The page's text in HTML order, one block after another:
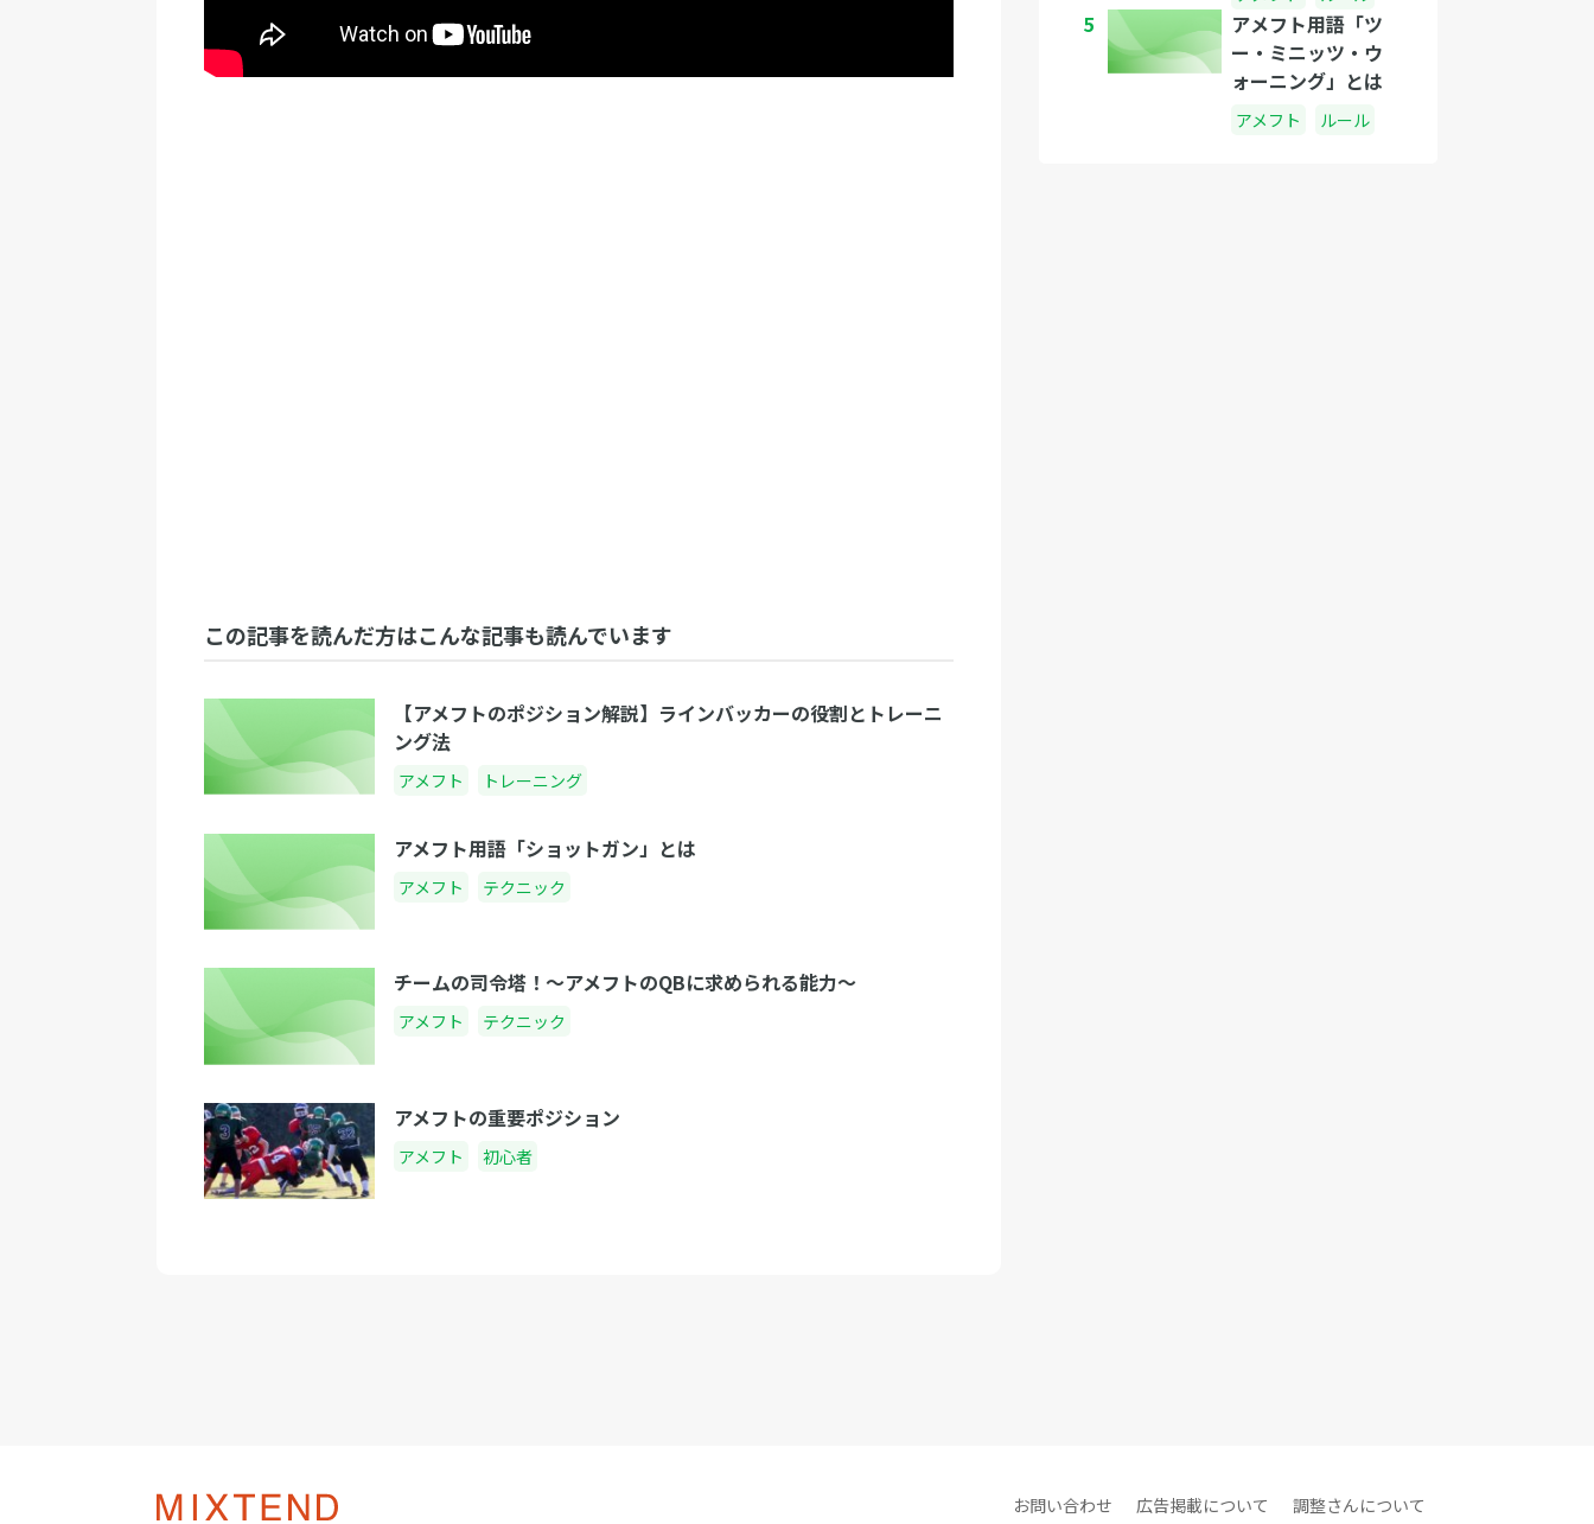
この記事を読んだ方はこんな記事も読んでいます
【アメフトのポジション解説】ラインバッカーの役割とトレーニ
ング法
アメフト トレーニング
アメフト用語「ショットガン」とは
アメフト テクニック
チームの司令塔！〜アメフトのQBに求められる能力〜
アメフト テクニック
アメフトの重要ポジション
アメフト 初心者
のコツ。
5
アメフト用語「ツ
ー・ミニッツ・ウ
ォーニング」とは
アメフト ルール
お問い合わせ 広告掲載について 調整さんについて